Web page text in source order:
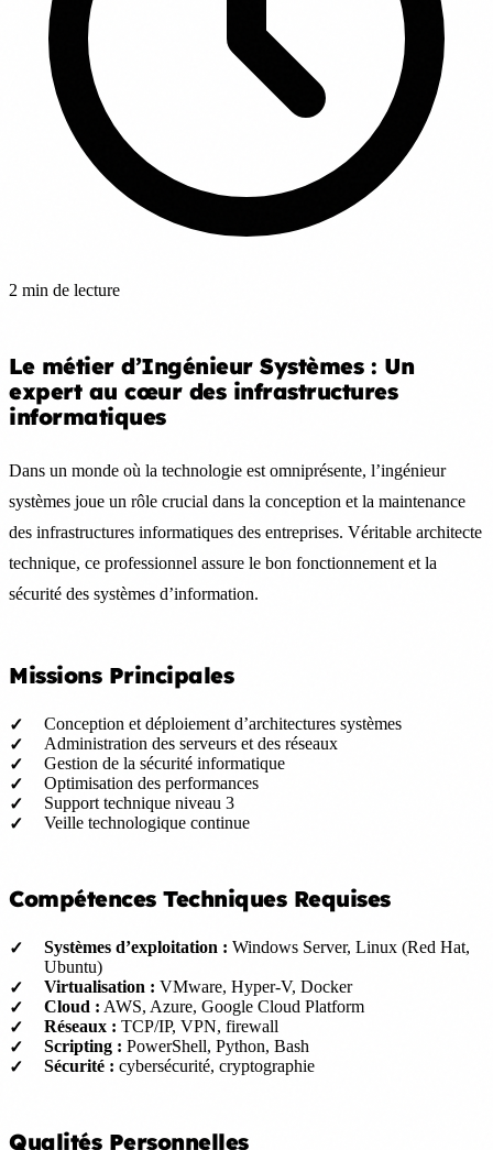
2 min de lecture
Le métier d’Ingénieur Systèmes : Un
expert au cœur des infrastructures
informatiques
Dans un monde où la technologie est omniprésente, l’ingénieur
systèmes joue un rôle crucial dans la conception et la maintenance
des infrastructures informatiques des entreprises. Véritable architecte
technique, ce professionnel assure le bon fonctionnement et la
sécurité des systèmes d’information.
Missions Principales
Conception et déploiement d’architectures systèmes
Administration des serveurs et des réseaux
Gestion de la sécurité informatique
Optimisation des performances
Support technique niveau 3
Veille technologique continue
Compétences Techniques Requises
Systèmes d’exploitation : Windows Server, Linux (Red Hat,
Ubuntu)
Virtualisation : VMware, Hyper-V, Docker
Cloud : AWS, Azure, Google Cloud Platform
Réseaux : TCP/IP, VPN, firewall
Scripting : PowerShell, Python, Bash
Sécurité : cybersécurité, cryptographie
Qualités Personnelles